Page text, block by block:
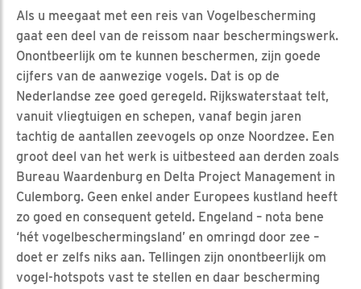
Als u meegaat met een reis van Vogelbescherming
gaat een deel van de reissom naar beschermingswerk.
Onontbeerlijk om te kunnen beschermen, zijn goede
cijfers van de aanwezige vogels. Dat is op de
Nederlandse zee goed geregeld. Rijkswaterstaat telt,
vanuit vliegtuigen en schepen, vanaf begin jaren
tachtig de aantallen zeevogels op onze Noordzee. Een
groot deel van het werk is uitbesteed aan derden zoals
Bureau Waardenburg en Delta Project Management in
Culemborg. Geen enkel ander Europees kustland heeft
zo goed en consequent geteld. Engeland – nota bene
‘hét vogelbeschermingsland’ en omringd door zee –
doet er zelfs niks aan. Tellingen zijn onontbeerlijk om
vogel-hotspots vast te stellen en daar bescherming